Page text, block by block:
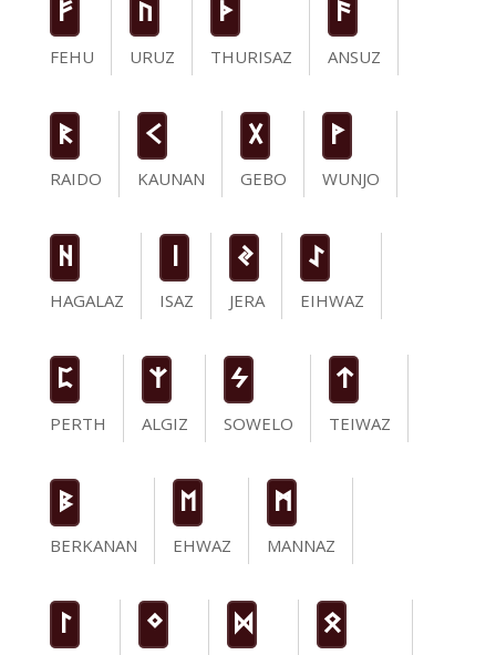
F
FEHU
U
URUZ
T
THURISAZ
a
ANSUZ
R
RAIDO
K
KAUNAN
G
GEBO
W
WUNJO
H
HAGALAZ
ISAZ
J
JERA
I
EIHWAZ
P
PERTH
Z
ALGIZ
S
SOWELO
t
TEIWAZ
B
BERKANAN
E
EHWAZ
M
MANNAZ
L
N
D
O